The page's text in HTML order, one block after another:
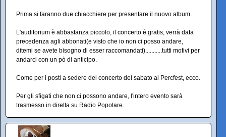
Prima si faranno due chiacchiere per presentare il nuovo album.
L'auditorium è abbastanza piccolo, il concerto è gratis, verrà data
precedenza agli abbonati(e visto che io non ci posso andare,
ditemi se avete bisogno di esser raccomandati)...........tutti motivi per
andarci con un pò di anticipo.
Come per i posti a sedere del concerto del sabato al Percfest, ecco.
Per gli sfigati che non ci possono andare, l'intero evento sarà
trasmesso in diretta su Radio Popolare.